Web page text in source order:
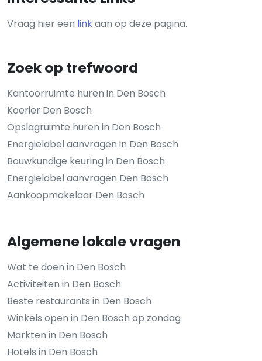
Vraag hier een linkaan op deze pagina.
Zoek op trefwoord
Kantoorruimte huren in Den Bosch
Koerier Den Bosch
Opslagruimte huren in Den Bosch
Energielabel aanvragen in Den Bosch
Bouwkundige keuring in Den Bosch
Energielabel aanvragen Den Bosch
Aankoopmakelaar Den Bosch
Algemene lokale vragen
Wat te doen in Den Bosch
Activiteiten in Den Bosch
Beste restaurants in Den Bosch
Winkels open in Den Bosch op zondag
Markten in Den Bosch
Hotels in Den Bosch